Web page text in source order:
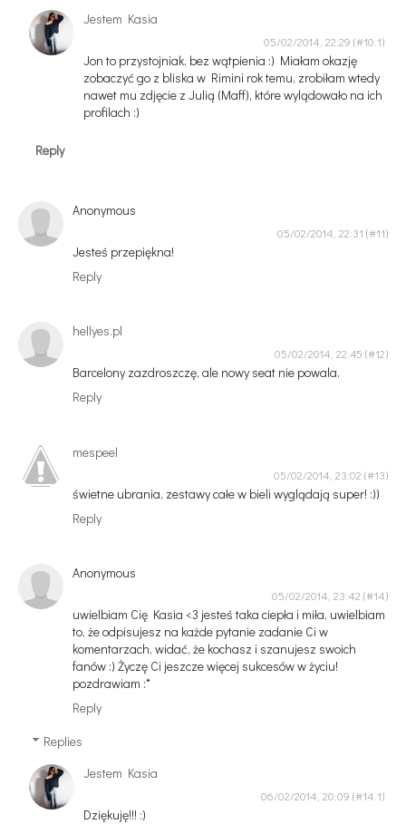
Jestem Kasia
05/02/2014, 22:29
Jon to przystojniak, bez wątpienia :) Miałam okazję
zobaczyć go z bliska w Rimini rok temu, zrobiłam wtedy
nawet mu zdjęcie z Julią (Maff), które wylądowało na ich
profilach :)
Reply
Anonymous
05/02/2014, 22:31
Jesteś przepiękna!
Reply
hellyes.pl
05/02/2014, 22:45
Barcelony zazdroszczę, ale nowy seat nie powala.
Reply
mespeel
05/02/2014, 23:02
świetne ubrania, zestawy całe w bieli wyglądają super! :))
Reply
Anonymous
05/02/2014, 23:42
uwielbiam Cię Kasia <3 jesteś taka ciepła i miła, uwielbiam
to, że odpisujesz na każde pytanie zadanie Ci w
komentarzach, widać, że kochasz i szanujesz swoich
fanów :) Życzę Ci jeszcze więcej sukcesów w życiu!
pozdrawiam :*
Reply
Replies
Jestem Kasia
06/02/2014, 20:09
Dziękuję!!! :)